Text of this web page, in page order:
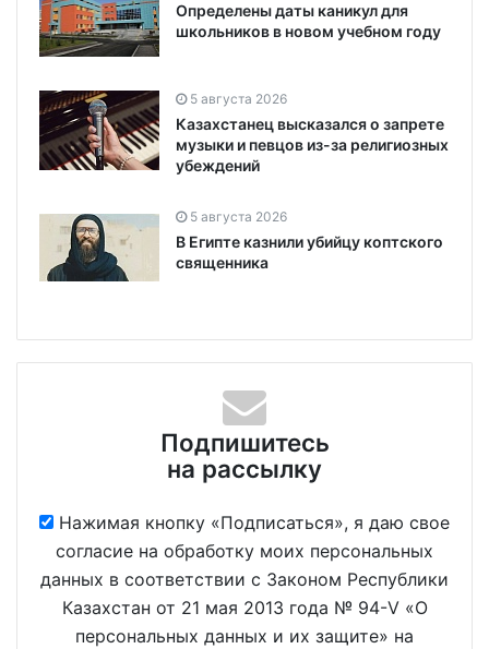
Определены даты каникул для
школьников в новом учебном году
5 августа 2026
Казахстанец высказался о запрете
музыки и певцов из-за религиозных
убеждений
5 августа 2026
В Египте казнили убийцу коптского
священника
Подпишитесь
на рассылку
Нажимая кнопку «Подписаться», я даю свое
согласие на обработку моих персональных
данных в соответствии с Законом Республики
Казахстан от 21 мая 2013 года № 94-V «О
персональных данных и их защите» на